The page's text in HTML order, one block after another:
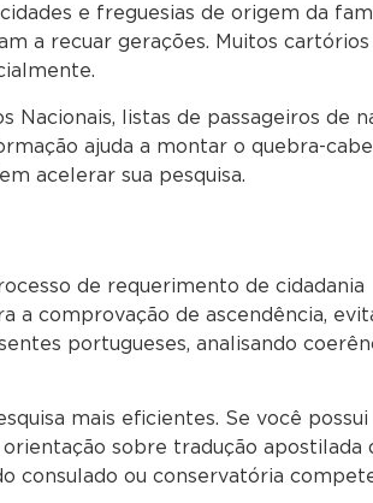
e freguesias de origem da
a recuar gerações. Muitos cartórios
listas de passageiros de
ajuda a montar o quebra-
acelerar sua pesquisa.
de requerimento de cidadania
a comprovação de ascendência,
portugueses, analisando
mais eficientes. Se você possui
sobre tradução apostilada
consulado ou conservatória